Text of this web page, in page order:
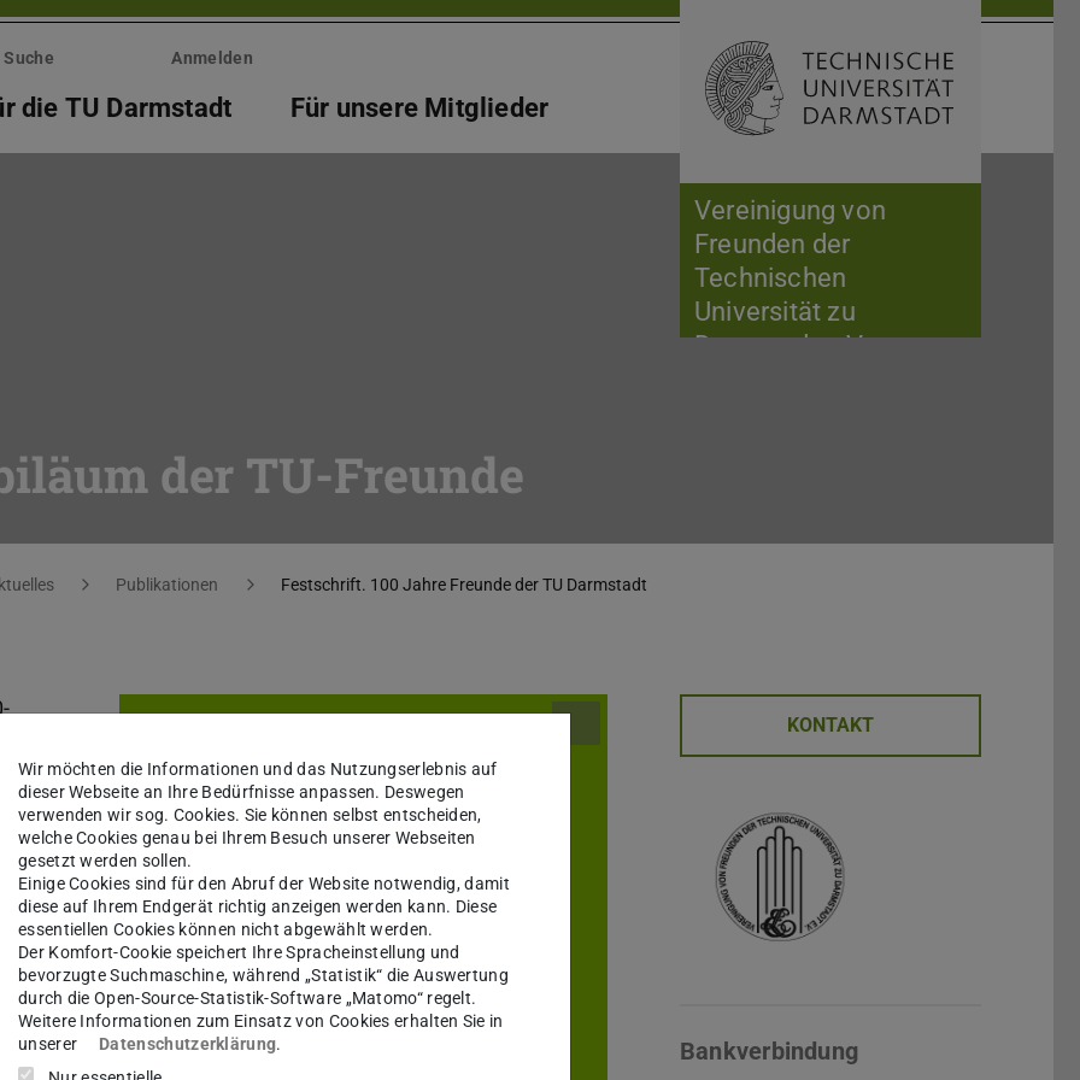
Vereinigung von
Freunden der
Technischen
Universität zu
Darmstadt e.V.
Suche Anmelden
die TU Darmstadt Für unsere Mitglieder Suche öffnen
der TU-Freunde
Publikationen Festschrift. 100 Jahre Freunde der TU Darmstadt
die
in
KONTAKT
Bankverbindung
Wir möchten die Informationen und das Nutzungserlebnis auf
dieser Webseite an Ihre Bedürfnisse anpassen. Deswegen
verwenden wir sog. Cookies. Sie können selbst entscheiden,
welche Cookies genau bei Ihrem Besuch unserer Webseiten
gesetzt werden sollen.
Einige Cookies sind für den Abruf der Website notwendig, damit
diese auf Ihrem Endgerät richtig anzeigen werden kann. Diese
essentiellen Cookies können nicht abgewählt werden.
Der Komfort-Cookie speichert Ihre Spracheinstellung und
bevorzugte Suchmaschine, während „Statistik“ die Auswertung
durch die Open-Source-Statistik-Software „Matomo“ regelt.
Weitere Informationen zum Einsatz von Cookies erhalten Sie in
unserer
Datenschutzerklärung.